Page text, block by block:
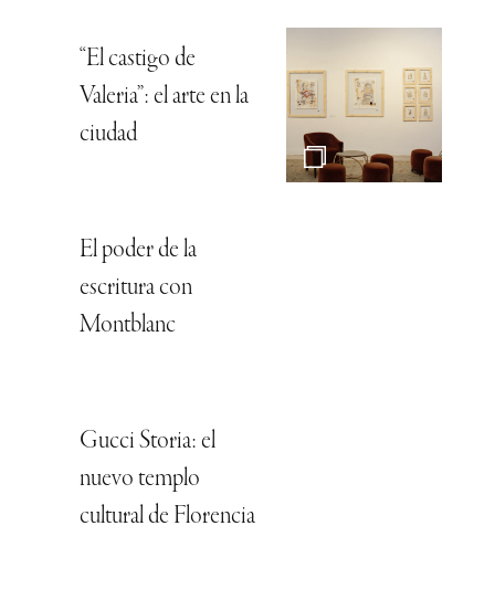
“El castigo de
Valeria”: el arte en la
ciudad
El poder de la
escritura con
Montblanc
Gucci Storia: el
nuevo templo
cultural de Florencia